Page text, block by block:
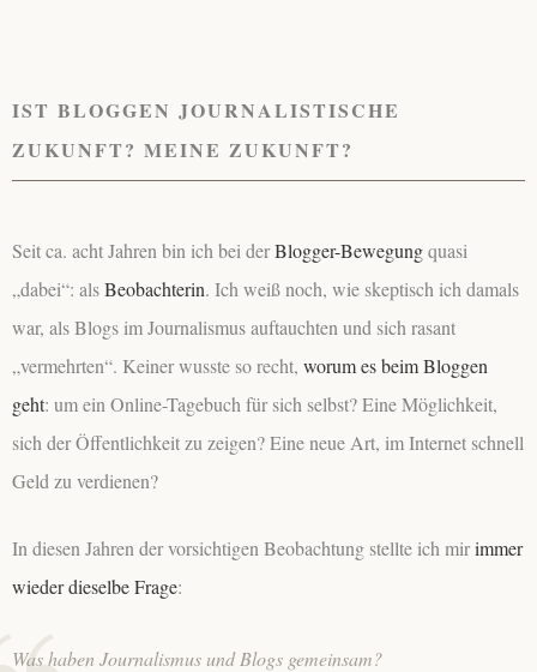
IST BLOGGEN JOURNALISTISCHE
ZUKUNFT? MEINE ZUKUNFT?
Seit ca. acht Jahren bin ich bei derBlogger-Bewegungquasi
„dabei“: alsBeobachterin. Ich weiß noch, wie skeptisch ich damals
war, als Blogs im Journalismus auftauchten und sich rasant
„vermehrten“. Keiner wusste so recht, worum es beim Bloggen
geht: um ein Online-Tagebuch für sich selbst? Eine Möglichkeit,
sich der Öffentlichkeit zu zeigen? Eine neue Art, im Internet schnell
Geld zu verdienen?
In diesen Jahren der vorsichtigen Beobachtung stellte ich mirimmer
wieder dieselbe Frage:
Was haben Journalismus und Blogs gemeinsam?